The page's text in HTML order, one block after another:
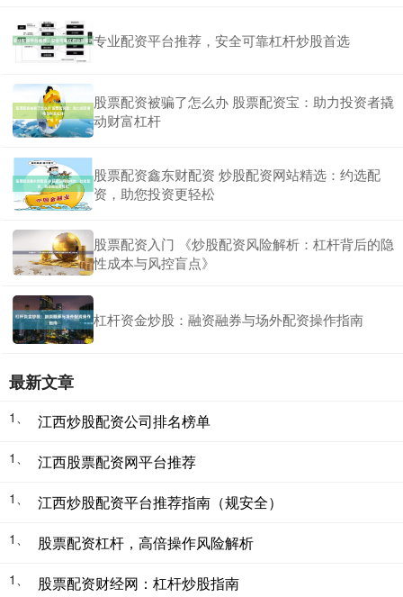
专业配资平台推荐，安全可靠杠杆炒股首选
股票配资被骗了怎么办 股票配资宝：助力投资者撬
动财富杠杆
股票配资鑫东财配资 炒股配资网站精选：约选配
资，助您投资更轻松
股票配资入门 《炒股配资风险解析：杠杆背后的隐
性成本与风控盲点》
杠杆资金炒股：融资融券与场外配资操作指南
最新文章
1、 江西炒股配资公司排名榜单
1、 江西股票配资网平台推荐
1、 江西炒股配资平台推荐指南（规安全）
1、 股票配资杠杆，高倍操作风险解析
1、 股票配资财经网：杠杆炒股指南